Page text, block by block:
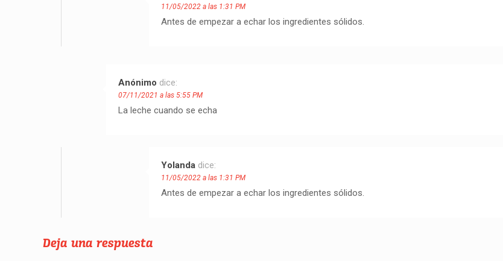
11/05/2022 a las 1:31 PM
Antes de empezar a echar los ingredientes sólidos.
Anónimo dice:
07/11/2021 a las 5:55 PM
La leche cuando se echa
Yolanda dice:
11/05/2022 a las 1:31 PM
Antes de empezar a echar los ingredientes sólidos.
Deja una respuesta